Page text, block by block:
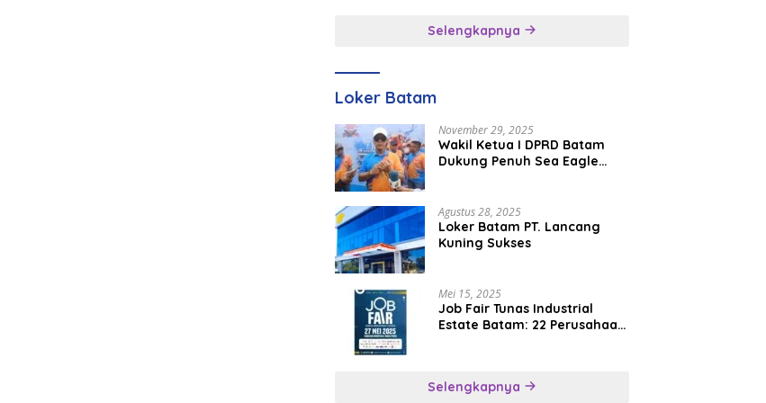
Selengkapnya
Loker Batam
November 29, 2025
Wakil Ketua I DPRD Batam
Dukung Penuh Sea Eagle
Agustus 28, 2025
Loker Batam PT. Lancang
Kuning Sukses
Mei 15, 2025
Job Fair Tunas Industrial
Estate Batam: 22 Perusahaan
Selengkapnya